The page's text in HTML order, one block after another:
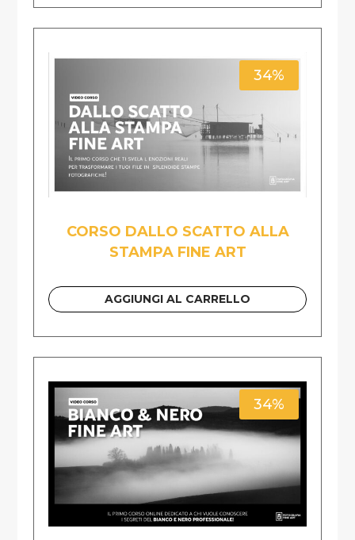
34%
CORSO DALLO SCATTO ALLA
STAMPA FINE ART
AGGIUNGI AL CARRELLO
34%